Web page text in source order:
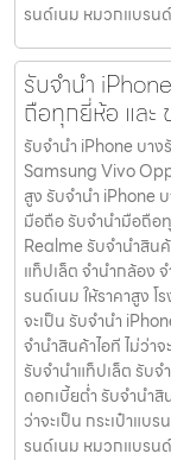
รนด์เนม หมวกแบรน
รับจำนำ
ถือทุกยี่ห้อ และ
รับจำนำ iPhone บา
Samsung Vivo
สูง รับจำนำ iPhone
มือถือ รับจำนำมือถือ
Realme รับจำนำสินค้
แท็ปเล็ต จำนำกล้อง
รนด์เนม ให้ราคาสูง
จะเป็น รับจำนำ
จำนำสินค้าไอที ไม่ว่า
รับจำนำแท็ปเล็ต รับจ
ดอกเบี้ยต่ำ รับจำนำ
ว่าจะเป็น กระเป๋าแบ
รนด์เนม หมวกแบรน